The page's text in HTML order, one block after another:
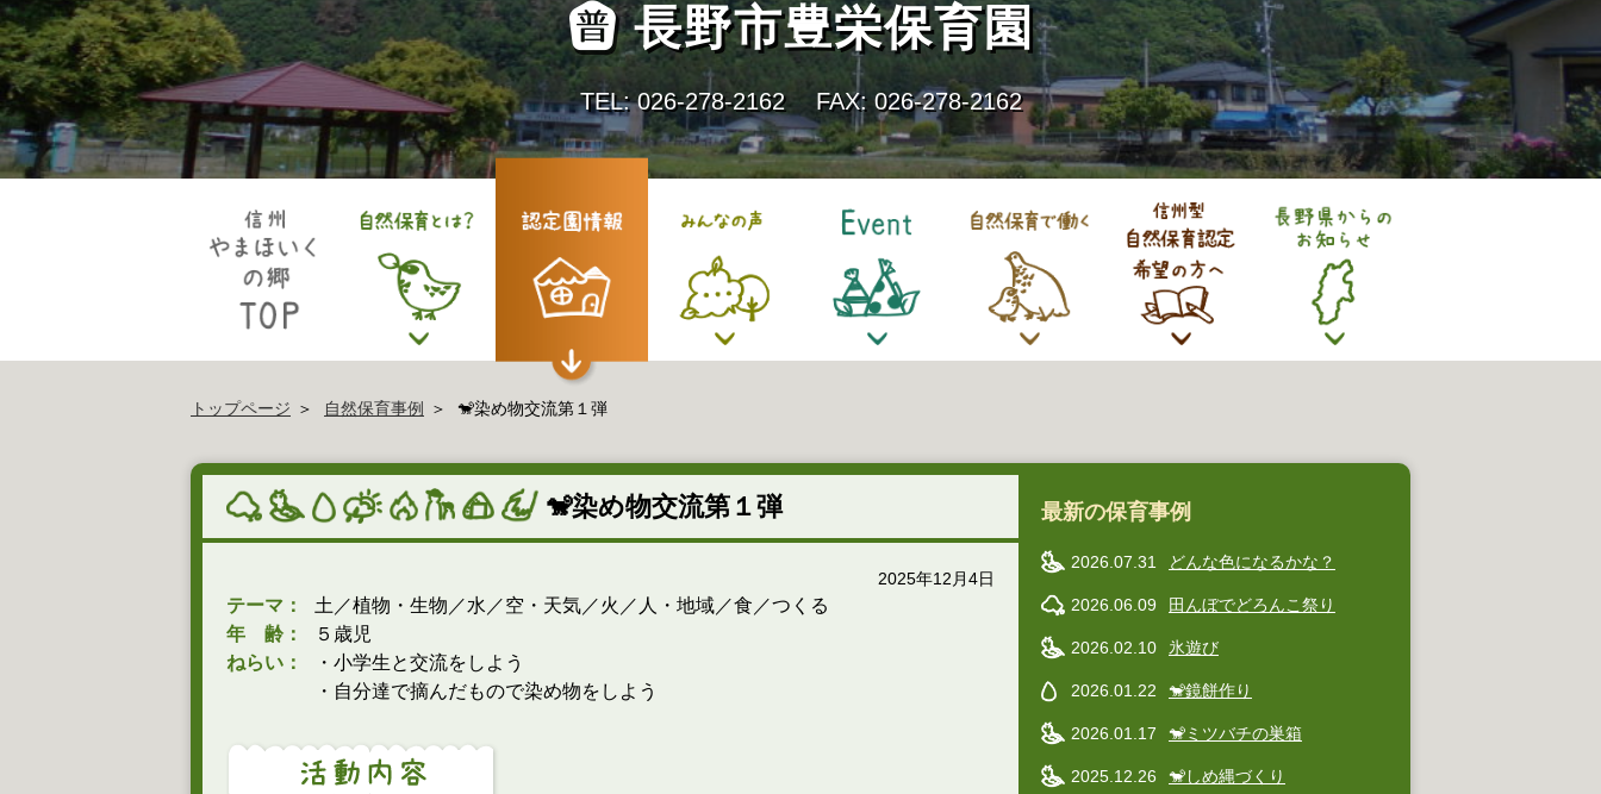
長野市豊栄保育園
TEL: 026‐278‐2162 FAX: 026‐278‐2162
トップページ 自然保育事例 🐒染め物交流第１弾
🐒染め物交流第１弾
2025年12月4日
テーマ：
土／植物・生物／水／空・天気／火／人・地域／食／つくる
年 齢：
５歳児
ねらい：
・小学生と交流をしよう
・自分達で摘んだもので染め物をしよう
最新の保育事例
2026.07.31 どんな色になるかな？
2026.06.09 田んぼでどろんこ祭り
2026.02.10 氷遊び
2026.01.22 🐒鏡餅作り
2026.01.17 🐒ミツバチの巣箱
2025.12.26 🐒しめ縄づくり